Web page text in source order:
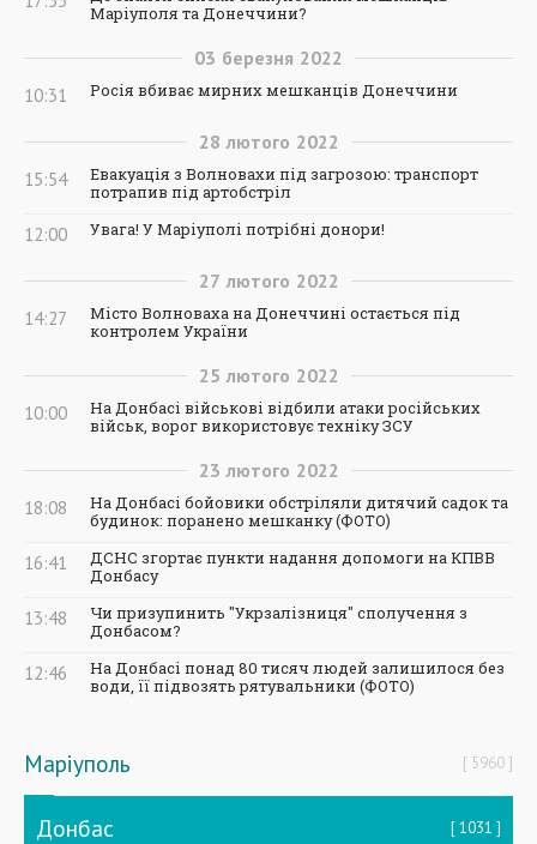
Маріуполя та Донеччини?
03 березня 2022
10:31 Росія вбиває мирних мешканців Донеччини
28 лютого 2022
15:54
Евакуація з Волновахи під загрозою: транспорт
потрапив під артобстріл
12:00 Увага! У Маріуполі потрібні донори!
27 лютого 2022
14:27
Місто Волноваха на Донеччині остається під
контролем України
25 лютого 2022
10:00
На Донбасі військові відбили атаки російських
військ, ворог використовує техніку ЗСУ
23 лютого 2022
18:08
На Донбасі бойовики обстріляли дитячий садок та
будинок: поранено мешканку (ФОТО)
16:41
ДСНС згортає пункти надання допомоги на КПВВ
Донбасу
13:48
Чи призупинить "Укрзалізниця" сполучення з
Донбасом?
12:46
На Донбасі понад 80 тисяч людей залишилося без
води, її підвозять рятувальники (ФОТО)
Маріуполь 5960
Донбас 1031